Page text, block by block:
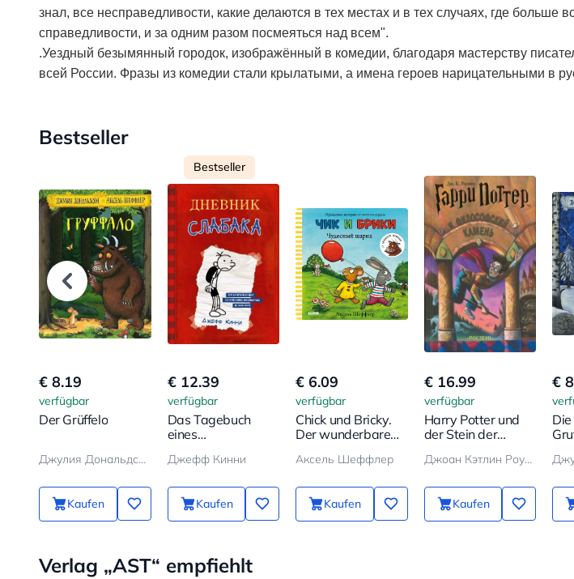
знал, все несправедливости, какие делаются в тех местах и в тех случаях, где больше
справедливости, и за одним разом посмеяться над всем".
.Уездный безымянный городок, изображённый в комедии, благодаря мастерству
всей России. Фразы из комедии стали крылатыми, а имена героев нарицательными в
Bestseller
€ 8.19
verfügbar
Der Grüffelo
Джулия Дональдсон, Аксель Шеффлер
Kaufen
Bestseller
€ 12.39
verfügbar
Das Tagebuch
eines
Джефф Кинни
Kaufen
€ 6.09
verfügbar
Chick und Bricky.
Der wunderbare
Аксель Шеффлер
Kaufen
€ 16.99
verfügbar
Harry Potter und
der Stein der
Джоан Кэтлин Роулинг
Kaufen
€
Verlag „AST“ empfiehlt